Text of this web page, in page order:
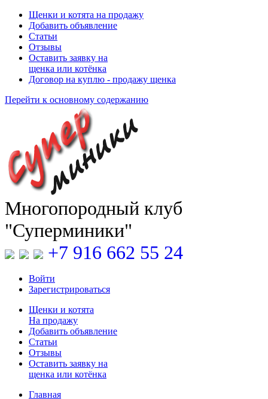
Щенки и котята на продажу
Добавить объявление
Статьи
Отзывы
Оставить заявку на
щенка или котёнка
Договор на куплю - продажу щенка
Перейти к основному содержанию
Многопородный клуб
"Суперминики"
+7 916 662 55 24
Войти
Зарегистрироваться
Щенки и котята
На продажу
Добавить объявление
Статьи
Отзывы
Оставить заявку на
щенка или котёнка
Главная